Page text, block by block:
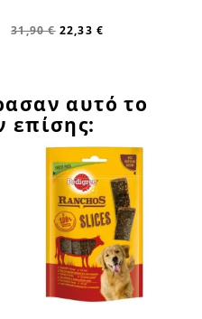
31,90 € 22,33 €
αυτό το
επίσης: